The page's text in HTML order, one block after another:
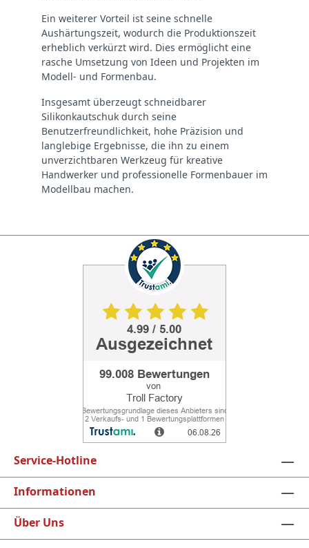
Ein weiterer Vorteil ist seine schnelle
Aushärtungszeit, wodurch die Produktionszeit
erheblich verkürzt wird. Dies ermöglicht eine
rasche Umsetzung von Ideen und Projekten im
Modell- und Formenbau.
Insgesamt überzeugt schneidbarer
Silikonkautschuk durch seine
Benutzerfreundlichkeit, hohe Präzision und
langlebige Ergebnisse, die ihn zu einem
unverzichtbaren Werkzeug für kreative
Handwerker und professionelle Formenbauer im
Modellbau machen.
Service-Hotline
Informationen
Über Uns